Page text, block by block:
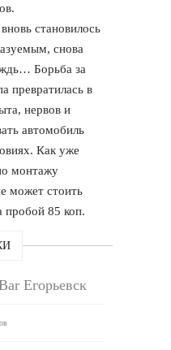
становилось
снова
Борьба за
превратилась в
нервов и
автомобиль
Как уже
монтажу
может стоить
пробой 85 коп.
Егорьевск